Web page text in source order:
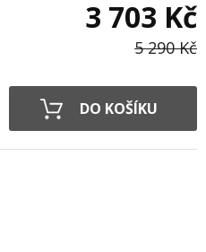
3 703 Kč
5 290 Kč